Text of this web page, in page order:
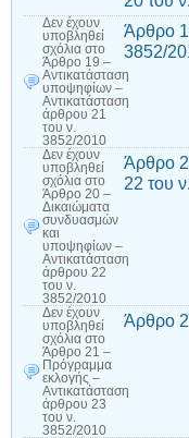
Δεν έχουν
υποβληθεί
σχόλια στο
Άρθρο 19 –
Αντικατάσταση
υποψηφίων –
Αντικατάσταση
άρθρου 21
του ν.
3852/2010
Άρθρο
3852/
Δεν έχουν
υποβληθεί
σχόλια στο
Άρθρο 20 –
Δικαιώματα
συνδυασμών
και
υποψηφίων –
Αντικατάσταση
άρθρου 22
του ν.
3852/2010
Άρθρο
22 του
Δεν έχουν
υποβληθεί
σχόλια στο
Άρθρο 21 –
Πρόγραμμα
εκλογής –
Αντικατάσταση
άρθρου 23
του ν.
3852/2010
Άρθρο